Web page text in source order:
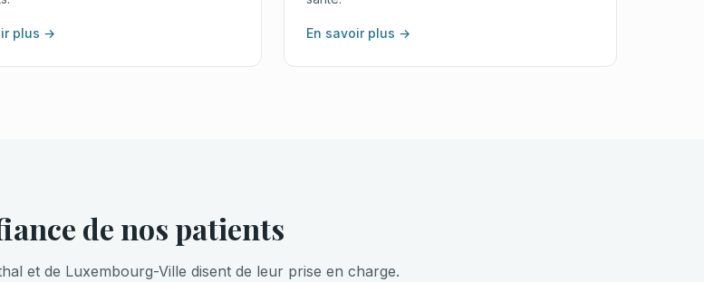
plus → En savoir plus →
de nos patients
et de Luxembourg-Ville disent de leur prise en charge.